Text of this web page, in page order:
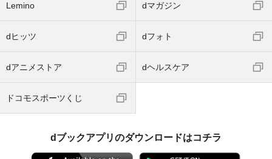
Lemino dマガジン
dヒッツ dフォト
dアニメストア dヘルスケア
ドコモスポーツくじ
dブックアプリのダウンロードはコチラ